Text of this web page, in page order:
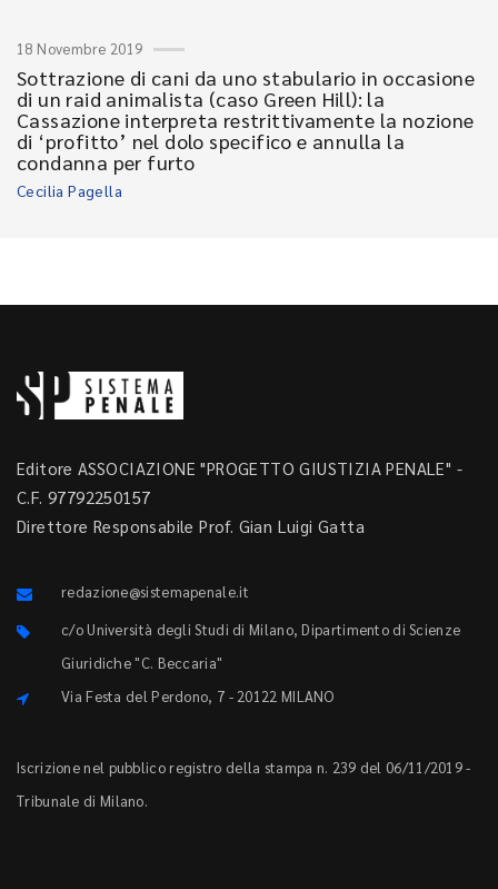
18 Novembre 2019
Sottrazione di cani da uno stabulario in occasione
di un raid animalista (caso Green Hill): la
Cassazione interpreta restrittivamente la nozione
di ‘profitto’ nel dolo specifico e annulla la
condanna per furto
Cecilia Pagella
Editore ASSOCIAZIONE "PROGETTO GIUSTIZIA PENALE" -
C.F. 97792250157
Direttore Responsabile Prof. Gian Luigi Gatta
redazione@sistemapenale.it
c/o Università degli Studi di Milano, Dipartimento di Scienze
Giuridiche "C. Beccaria"
Via Festa del Perdono, 7 - 20122 MILANO
Iscrizione nel pubblico registro della stampa n. 239 del 06/11/2019 -
Tribunale di Milano.